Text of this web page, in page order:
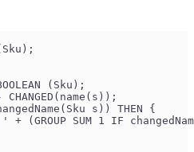
(Sku);
CHANGED(name(s));
s)) THEN {
+ (GROUP SUM 1 IF